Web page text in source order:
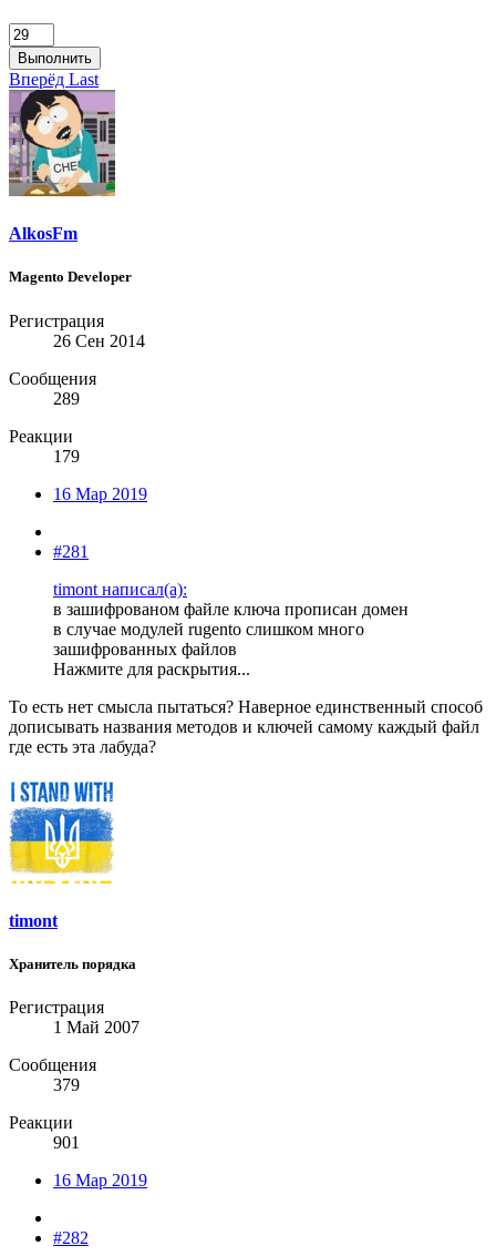
Выполнить
Вперёд Last
AlkosFm
Magento Developer
Регистрация
26 Сен 2014
Сообщения
289
Реакции
179
16 Мар 2019
#281
timont написал(а):
в зашифрованом файле ключа прописан домен
в случае модулей rugento слишком много
зашифрованных файлов
Нажмите для раскрытия...
То есть нет смысла пытаться? Наверное единственный способ
дописывать названия методов и ключей самому каждый файл
где есть эта лабуда?
timont
Хранитель порядка
Регистрация
1 Май 2007
Сообщения
379
Реакции
901
16 Мар 2019
#282